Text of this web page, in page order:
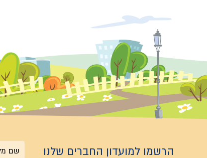
הרשמו למועדון החברים שלנו